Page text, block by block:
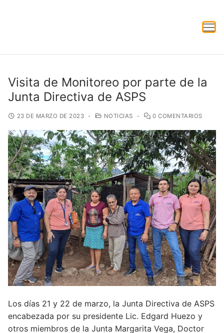
Visita de Monitoreo por parte de la
Junta Directiva de ASPS
23 DE MARZO DE 2023 - NOTICIAS - 0 COMENTARIOS
Los días 21 y 22 de marzo, la Junta Directiva de ASPS
encabezada por su presidente Lic. Edgard Huezo y
otros miembros de la Junta Margarita Vega, Doctor